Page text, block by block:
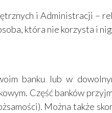
i Administracji –
która nie korzysta i
banku lub w
Część banków
Można także